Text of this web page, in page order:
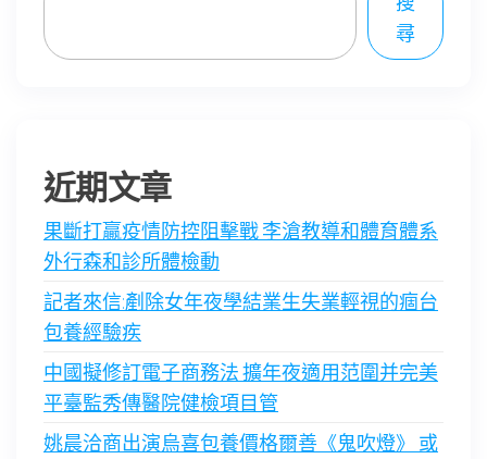
尋
近期文章
果斷打贏疫情防控阻擊戰 李滄教導和體育體系
外行森和診所體檢動
記者來信:剷除女年夜學結業生失業輕視的痼台
包養經驗疾
中國擬修訂電子商務法 擴年夜適用范圍并完美
平臺監秀傳醫院健檢項目管
姚晨洽商出演烏喜包養價格爾善《鬼吹燈》 或